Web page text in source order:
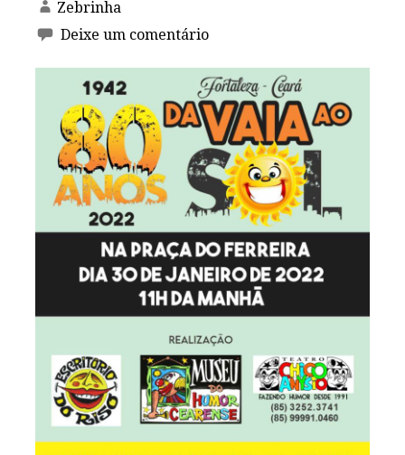
Zebrinha
Deixe um comentário